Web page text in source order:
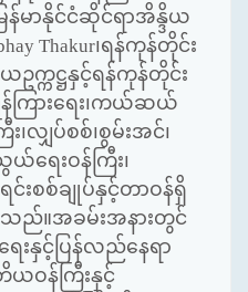
န်မာနိုင်ငံဆိုင်ရာအိန္ဒိယ
Thakur၊ရန်ကုန်တိုင်း
က္ကဋ္ဌနှင့်ရန်ကုန်တိုင်း
ကြားရေး၊ကယ်ဆယ်
၊လျှပ်စစ်၊စွမ်းအင်၊
ေးဝန်ကြီး၊
င်းစစ်ချုပ်နှင့်တာဝန်ရှိ
သည်။အခမ်းအနားတွင်
နှင့်ပြန်လည်နေရာ
တိယဝန်ကြီးနှင့်